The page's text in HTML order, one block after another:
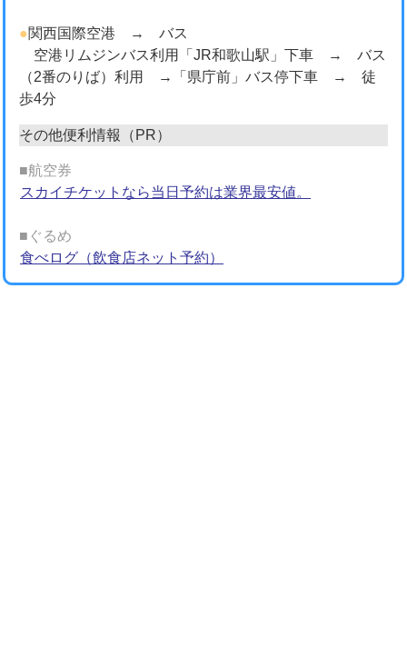
●関西国際空港 → バス
空港リムジンバス利用「JR和歌山駅」下車 → バス
（2番のりば）利用 →「県庁前」バス停下車 → 徒
歩4分
その他便利情報（PR）
■航空券
スカイチケットなら当日予約は業界最安値。
■ぐるめ
食べログ（飲食店ネット予約）